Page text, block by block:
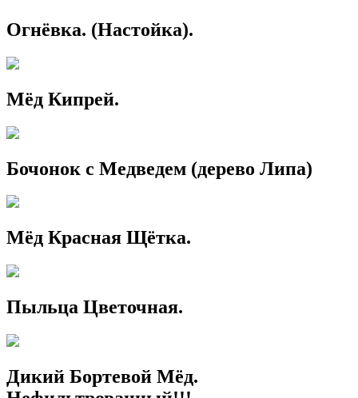
Огнёвка. (Настойка).
Мёд Кипрей.
Бочонок с Медведем (дерево Липа)
Мёд Красная Щётка.
Пыльца Цветочная.
Дикий Бортевой Мёд.